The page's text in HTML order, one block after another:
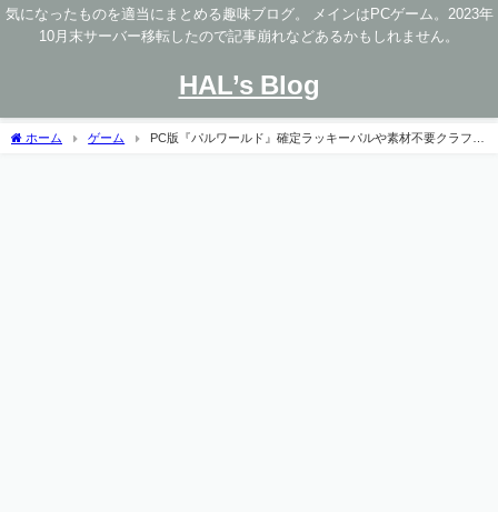
気になったものを適当にまとめる趣味ブログ。 メインはPCゲーム。2023年
10月末サーバー移転したので記事崩れなどあるかもしれません。
HAL’s Blog
ホーム ゲーム
PC版『パルワールド』確定ラッキーパルや素材不要クラフト